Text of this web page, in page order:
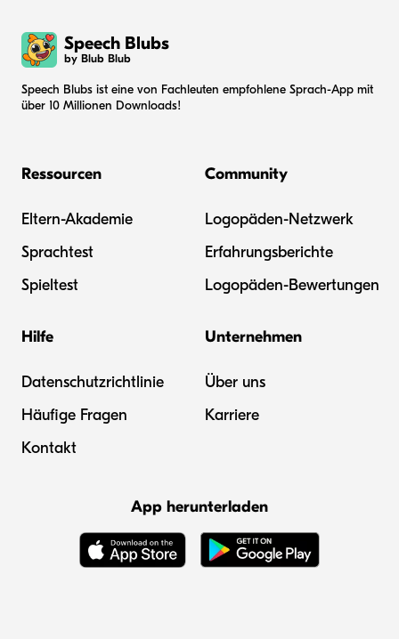
Speech Blubs
by Blub Blub
Speech Blubs ist eine von Fachleuten empfohlene Sprach-App mit
über 10 Millionen Downloads!
Ressourcen
Eltern-Akademie
Sprachtest
Spieltest
Community
Logopäden-Netzwerk
Erfahrungsberichte
Logopäden-Bewertungen
Hilfe
Datenschutzrichtlinie
Häufige Fragen
Kontakt
Unternehmen
Über uns
Karriere
App herunterladen